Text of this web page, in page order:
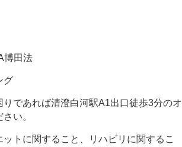
博田法
グ
であれば清澄白河駅A1出口徒歩3分のオ
い。
トに関すること、リハビリに関するこ